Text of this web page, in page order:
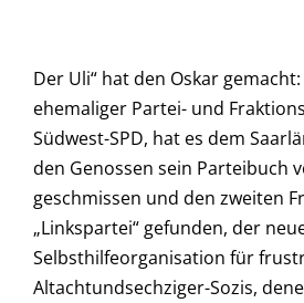
Der Uli“ hat den Oskar
ehemaliger Partei- und
Südwest-SPD, hat es dem
den Genossen sein Parteibuch
geschmissen und den zweiten
„Linkspartei“ gefunden, der
Selbsthilfeorganisation für
Altachtundsechziger-Sozis,